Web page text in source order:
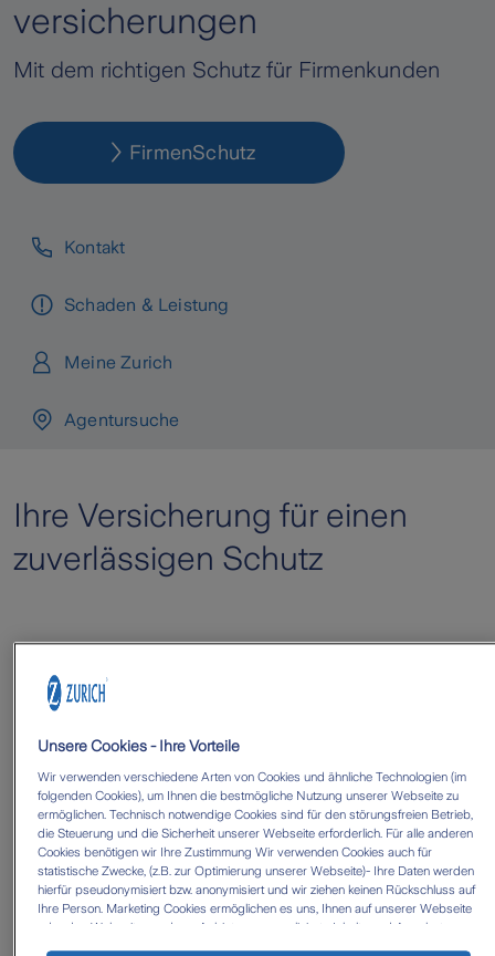
­versicherungen
Mit dem richtigen Schutz für Firmenkunden
FirmenSchutz
Kontakt
Schaden & Leistung
Meine Zurich
Agentursuche
Ihre Versicherung für einen
zuverlässigen Schutz
Unsere Cookies - Ihre Vorteile
Wir verwenden verschiedene Arten von Cookies und ähnliche Technologien (im
folgenden Cookies), um Ihnen die bestmögliche Nutzung unserer Webseite zu
ermöglichen. Technisch notwendige Cookies sind für den störungsfreien Betrieb,
die Steuerung und die Sicherheit unserer Webseite erforderlich. Für alle anderen
Cookies benötigen wir Ihre Zustimmung Wir verwenden Cookies auch für
statistische Zwecke, (z.B. zur Optimierung unserer Webseite)- Ihre Daten werden
hierfür pseudonymisiert bzw. anonymisiert und wir ziehen keinen Rückschluss auf
Ihre Person. Marketing Cookies ermöglichen es uns, Ihnen auf unserer Webseite
oder den Webseiten anderer Anbieter, personalisierte Inhalte und Angebote zur